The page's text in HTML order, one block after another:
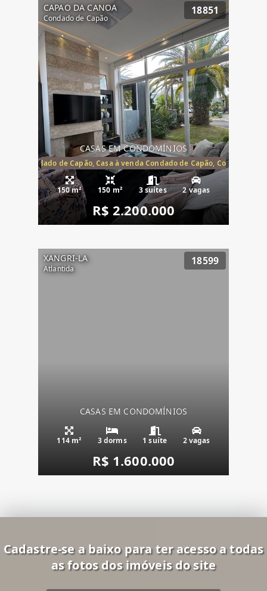
CAPAO DA CANOA
Condado de Capão
18851
CASAS EM CONDOMÍNIOS
Condado de Capão, Casa à venda Condado de Capão, Condomínio
150 m² 150 m² 3 suítes 2 vagas
R$ 2.200.000
XANGRI-LA
Atlantida
18599
CASAS EM CONDOMÍNIOS
114 m² 3 dorms 1 suíte 2 vagas
R$ 1.600.000
Cadastre-se a baixo para ter acesso a todas
as fotos dos imóveis do site